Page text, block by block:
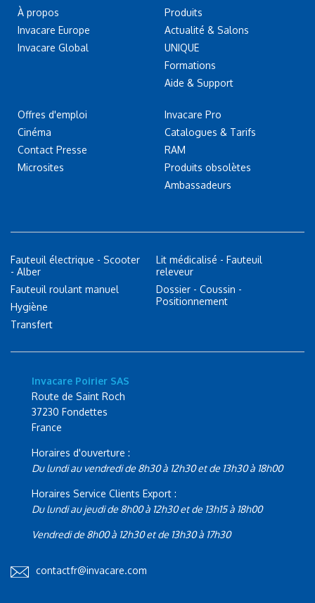
À propos
Invacare Europe
Invacare Global
Offres d'emploi
Cinéma
Contact Presse
Microsites
Produits
Actualité & Salons
UNIQUE
Formations
Aide & Support
Invacare Pro
Catalogues & Tarifs
RAM
Produits obsolètes
Ambassadeurs
Fauteuil électrique - Scooter
- Alber
Fauteuil roulant manuel
Hygiène
Transfert
Lit médicalisé - Fauteuil
releveur
Dossier - Coussin -
Positionnement
Invacare Poirier SAS
Route de Saint Roch
37230 Fondettes
France
Horaires d'ouverture :
Du lundi au vendredi de 8h30 à 12h30 et de 13h30 à 18h00
Horaires Service Clients Export :
Du lundi au jeudi de 8h00 à 12h30 et de 13h15 à 18h00
Vendredi de 8h00 à 12h30 et de 13h30 à 17h30
contactfr@invacare.com